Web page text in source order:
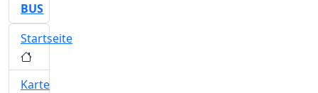
BUS
Startseite
Karte